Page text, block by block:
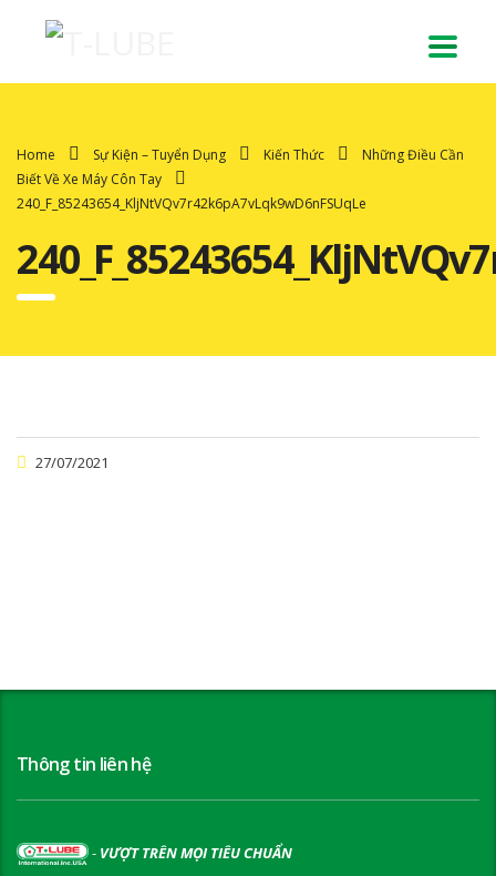
Home Sự Kiện – Tuyển Dụng Kiến Thức
Những Điều Cần
Biết Về Xe Máy Côn Tay
240_F_85243654_KljNtVQv7r42k6pA7vLqk9wD6nFSUqLe
27/07/2021
Thông tin liên hệ
- VƯỢT TRÊN MỌI TIÊU CHUẨN